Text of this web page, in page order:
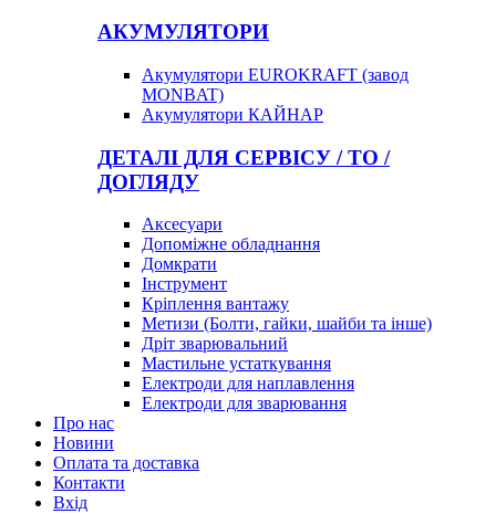
АКУМУЛЯТОРИ
Акумулятори EUROKRAFT (завод
MONBAT)
Акумулятори КАЙНАР
ДЕТАЛІ ДЛЯ СЕРВІСУ / ТО /
ДОГЛЯДУ
Аксесуари
Допоміжне обладнання
Домкрати
Інструмент
Кріплення вантажу
Метизи (Болти, гайки, шайби та інше)
Дріт зварювальний
Мастильне устаткування
Електроди для наплавлення
Електроди для зварювання
Про нас
Новини
Оплата та доставка
Контакти
Вхiд